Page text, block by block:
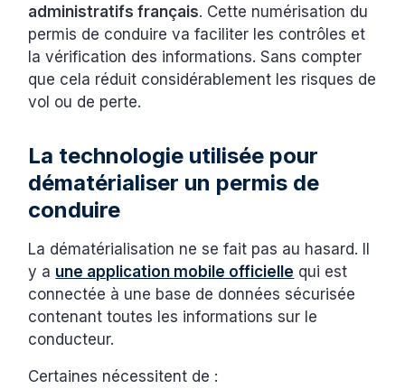
administratifs français. Cette numérisation du
permis de conduire va faciliter les contrôles et
la vérification des informations. Sans compter
que cela réduit considérablement les risques de
vol ou de perte.
La technologie utilisée pour
dématérialiser un permis de
conduire
La dématérialisation ne se fait pas au hasard. Il
y a une application mobile officielle qui est
connectée à une base de données sécurisée
contenant toutes les informations sur le
conducteur.
Certaines nécessitent de :